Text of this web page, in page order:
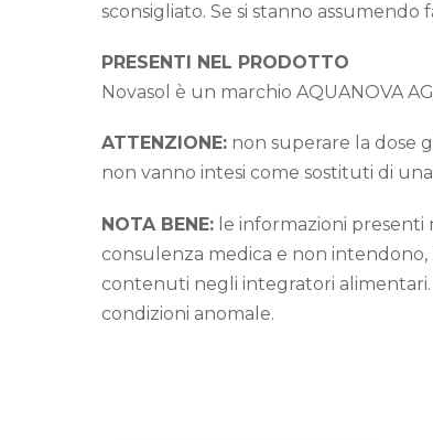
sconsigliato. Se si stanno
PRESENTI NEL PRODOTTO
Novasol è un marchio AQUANOVA
ATTENZIONE: non superare la dose
non vanno intesi come sostituti di
NOTA BENE: le informazioni
consulenza medica e non
contenuti negli integratori
condizioni anomale.